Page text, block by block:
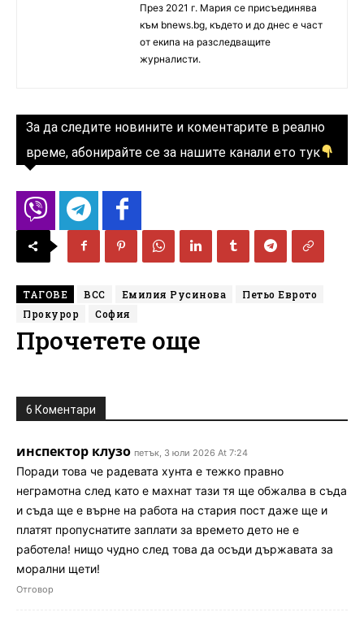
През 2021 г. Мария се присъединява
към bnews.bg, където и до днес е част
от екипа на разследващите
журналисти.
За да следите новините и коментарите в реално
време, абонирайте се за нашите канали ето тук
ТАГОВЕ ВСС Емилия Русинова
Петьо Еврото
Прокурор
София
Прочетете още
6 Коментари
инспектор клузо петък, 3 юли 2026 At 7:24
Поради това че радевата хунта е тежко правно
неграмотна след като е махнат тази тя ще обжалва в съда
и съда ще е върне на работа на стария пост даже ще и
платят пропуснатите заплати за времето дето не е
работела! нищо чудно след това да осъди държавата за
морални щети!
Отговор